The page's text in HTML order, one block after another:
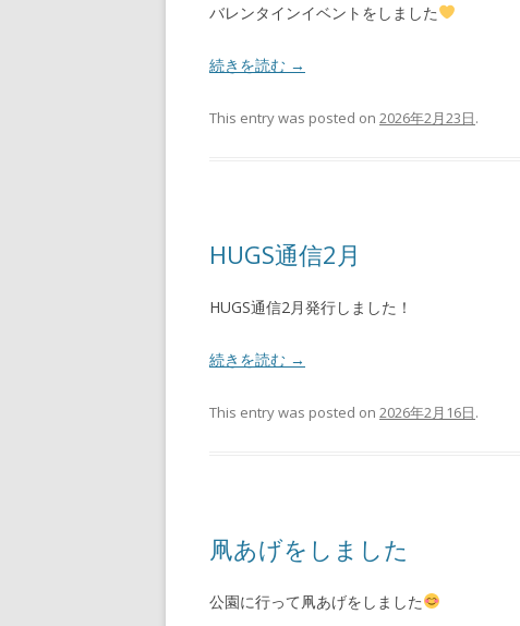
バレンタインイベントをしました
続きを読む →
This entry was posted on 2026年2月23日.
HUGS通信2月
HUGS通信2月発行しました！
続きを読む →
This entry was posted on 2026年2月16日.
凧あげをしました
公園に行って凧あげをしました